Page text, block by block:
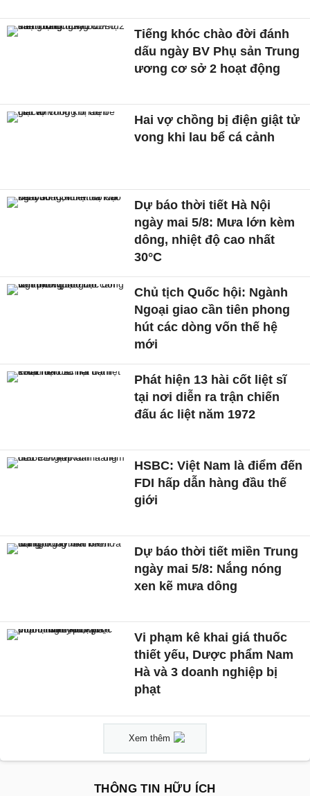
Tiếng khóc chào đời đánh
dấu ngày BV Phụ sản Trung
ương cơ sở 2 hoạt động
Hai vợ chồng bị điện giật tử
vong khi lau bể cá cảnh
Dự báo thời tiết Hà Nội
ngày mai 5/8: Mưa lớn kèm
dông, nhiệt độ cao nhất
30°C
Chủ tịch Quốc hội: Ngành
Ngoại giao cần tiên phong
hút các dòng vốn thế hệ
mới
Phát hiện 13 hài cốt liệt sĩ
tại nơi diễn ra trận chiến
đấu ác liệt năm 1972
HSBC: Việt Nam là điểm đến
FDI hấp dẫn hàng đầu thế
giới
Dự báo thời tiết miền Trung
ngày mai 5/8: Nắng nóng
xen kẽ mưa dông
Vi phạm kê khai giá thuốc
thiết yếu, Dược phẩm Nam
Hà và 3 doanh nghiệp bị
phạt
Xem thêm
THÔNG TIN HỮU ÍCH